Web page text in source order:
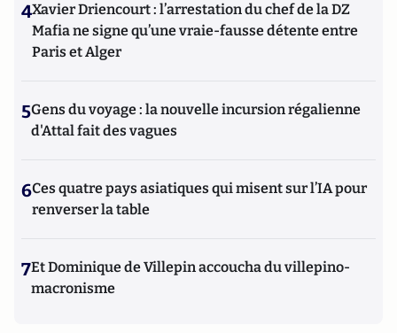
4Xavier Driencourt : l’arrestation du chef de la DZ
Mafia ne signe qu’une vraie-fausse détente entre
Paris et Alger
5Gens du voyage : la nouvelle incursion régalienne
d'Attal fait des vagues
6Ces quatre pays asiatiques qui misent sur l’IA pour
renverser la table
7Et Dominique de Villepin accoucha du villepino-
macronisme